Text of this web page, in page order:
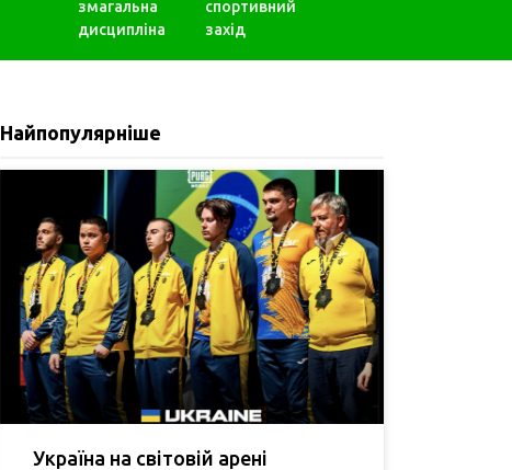
змагальна
дисципліна
спортивний
захід
Найпопулярніше
Україна на світовій арені